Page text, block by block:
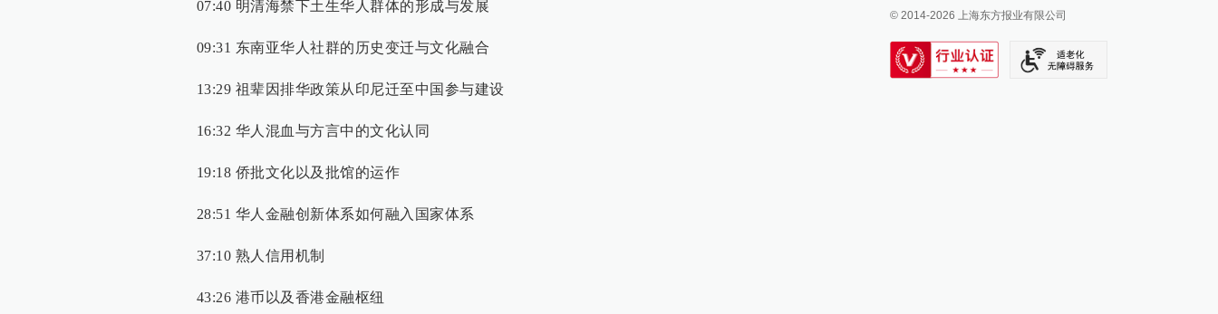
07:40 明清海禁下土生华人群体的形成与发展
09:31 东南亚华人社群的历史变迁与文化融合
13:29 祖辈因排华政策从印尼迁至中国参与建设
16:32 华人混血与方言中的文化认同
19:18 侨批文化以及批馆的运作
28:51 华人金融创新体系如何融入国家体系
37:10 熟人信用机制
43:26 港币以及香港金融枢纽
IP SHANGHAI
SIXTH TONE
© 2014-2026 上海东方报业有限公司